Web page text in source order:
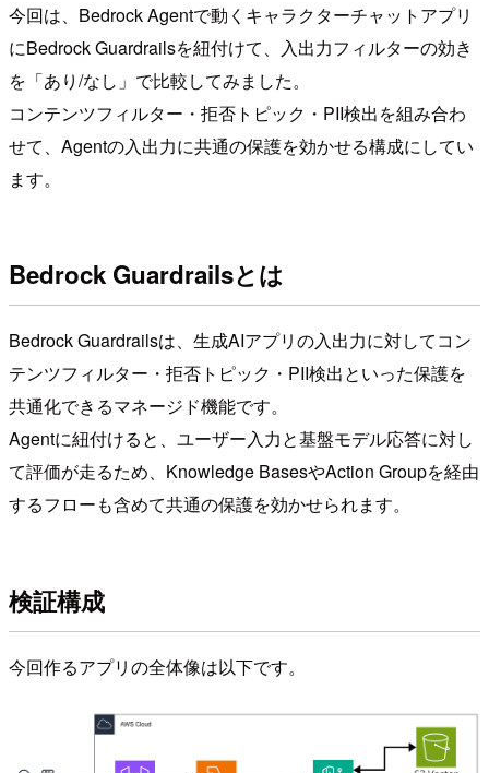
今回は、Bedrock Agentで動くキャラクターチャットアプリ
にBedrock Guardrailsを紐付けて、入出力フィルターの効き
を「あり/なし」で比較してみました。
コンテンツフィルター・拒否トピック・PII検出を組み合わ
せて、Agentの入出力に共通の保護を効かせる構成にしてい
ます。
Bedrock Guardrailsとは
Bedrock Guardrailsは、生成AIアプリの入出力に対してコン
テンツフィルター・拒否トピック・PII検出といった保護を
共通化できるマネージド機能です。
Agentに紐付けると、ユーザー入力と基盤モデル応答に対し
て評価が走るため、Knowledge BasesやAction Groupを経由
するフローも含めて共通の保護を効かせられます。
検証構成
今回作るアプリの全体像は以下です。